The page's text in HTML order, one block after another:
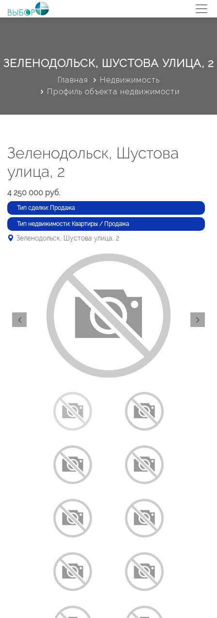
ЗЕЛЕНОДОЛЬСК, ШУСТОВА УЛИЦА, 2
Главная
Недвижимость
Профиль объекта недвижимости
Зеленодольск, Шустова
улица, 2
4 250 000 руб.
Тип сделки: Продажа
Тип недвижимости: Квартиры / Продажа
Зеленодольск, Шустова улица, 2